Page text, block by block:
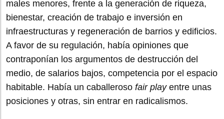
males menores, frente a la generación de riqueza,
bienestar, creación de trabajo e inversión en
infraestructuras y regeneración de barrios y edificios.
A favor de su regulación, había opiniones que
contraponían los argumentos de destrucción del
medio, de salarios bajos, competencia por el espacio
habitable. Había un caballeroso fair playentre unas
posiciones y otras, sin entrar en radicalismos.